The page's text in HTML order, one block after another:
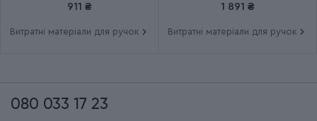
911 ₴
Витратні матеріали для ручок
1 891 ₴
Витратні матеріали для ручок
080 033 17 23